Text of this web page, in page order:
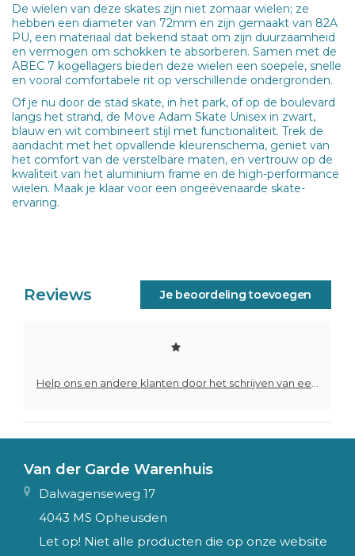
De wielen van deze skates zijn niet zomaar wielen; ze
hebben een diameter van 72mm en zijn gemaakt van 82A
PU, een materiaal dat bekend staat om zijn duurzaamheid
en vermogen om schokken te absorberen. Samen met de
ABEC 7 kogellagers bieden deze wielen een soepele, snelle
en vooral comfortabele rit op verschillende ondergronden.
Of je nu door de stad skate, in het park, of op de boulevard
langs het strand, de Move Adam Skate Unisex in zwart,
blauw en wit combineert stijl met functionaliteit. Trek de
aandacht met het opvallende kleurenschema, geniet van
het comfort van de verstelbare maten, en vertrouw op de
kwaliteit van het aluminium frame en de high-performance
wielen. Maak je klaar voor een ongeëvenaarde skate-
ervaring.
Reviews Je beoordeling toevoegen
Van der Garde Warenhuis
Dalwagenseweg 17
4043 MS Opheusden
Let op! Niet alle producten die op onze website